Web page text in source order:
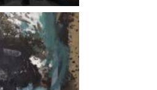
€ 98,18 p.m.